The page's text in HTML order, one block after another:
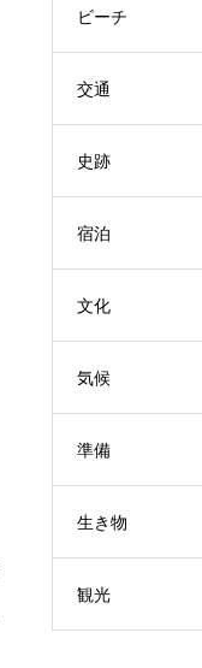
ビーチ
交通
史跡
宿泊
文化
気候
準備
生き物
観光